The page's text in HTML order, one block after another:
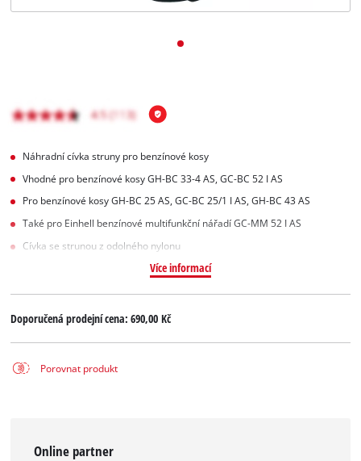
Náhradní cívka struny pro benzínové kosy
Vhodné pro benzínové kosy GH-BC 33-4 AS, GC-BC 52 I AS
Pro benzínové kosy GH-BC 25 AS, GC-BC 25/1 I AS, GH-BC 43 AS
Také pro Einhell benzínové multifunkční nářadí GC-MM 52 I AS
Cívka se strunou z odolného nylonu
Více informací
Doporučená prodejní cena:690,00 Kč
Porovnat produkt
Online partner